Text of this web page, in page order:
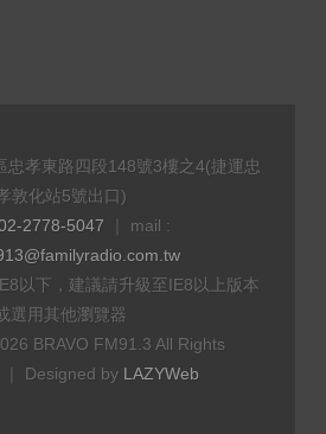
忠孝東路四段148號3樓之4(捷運忠
敦化站5號出口)
2778-5047 ｜ mail :
以下，建議請升級至IE8以上版本
選用其他瀏覽器
BRAVO FM91.3 All Rights
Designed by LAZYWeb